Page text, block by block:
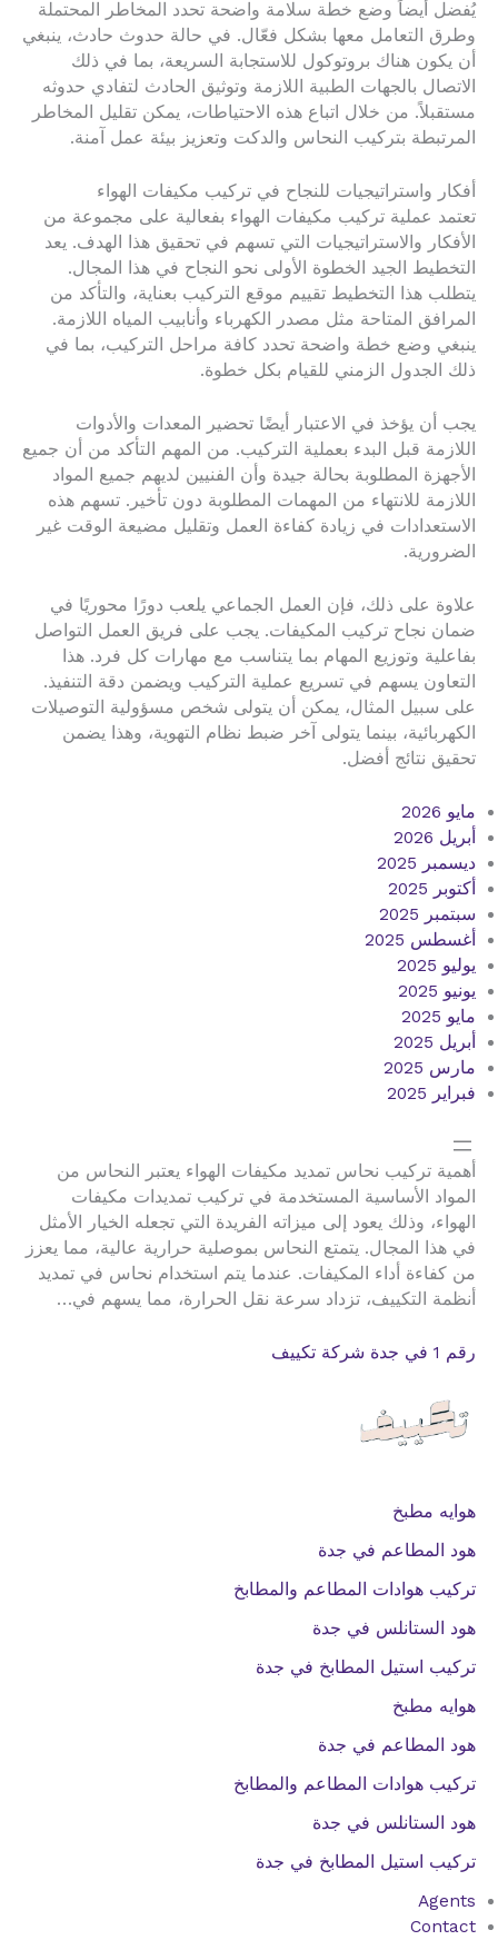
يُفضل أيضاً وضع خطة سلامة واضحة تحدد المخاطر المحتملة
وطرق التعامل معها بشكل فعّال. في حالة حدوث حادث، ينبغي
أن يكون هناك بروتوكول للاستجابة السريعة، بما في ذلك
الاتصال بالجهات الطبية اللازمة وتوثيق الحادث لتفادي حدوثه
مستقبلاً. من خلال اتباع هذه الاحتياطات، يمكن تقليل المخاطر
المرتبطة بتركيب النحاس والدكت وتعزيز بيئة عمل آمنة.
أفكار واستراتيجيات للنجاح في تركيب مكيفات الهواء
تعتمد عملية تركيب مكيفات الهواء بفعالية على مجموعة من
الأفكار والاستراتيجيات التي تسهم في تحقيق هذا الهدف. يعد
التخطيط الجيد الخطوة الأولى نحو النجاح في هذا المجال.
يتطلب هذا التخطيط تقييم موقع التركيب بعناية، والتأكد من
المرافق المتاحة مثل مصدر الكهرباء وأنابيب المياه اللازمة.
ينبغي وضع خطة واضحة تحدد كافة مراحل التركيب، بما في
ذلك الجدول الزمني للقيام بكل خطوة.
يجب أن يؤخذ في الاعتبار أيضًا تحضير المعدات والأدوات
اللازمة قبل البدء بعملية التركيب. من المهم التأكد من أن جميع
الأجهزة المطلوبة بحالة جيدة وأن الفنيين لديهم جميع المواد
اللازمة للانتهاء من المهمات المطلوبة دون تأخير. تسهم هذه
الاستعدادات في زيادة كفاءة العمل وتقليل مضيعة الوقت غير
الضرورية.
علاوة على ذلك، فإن العمل الجماعي يلعب دورًا محوريًا في
ضمان نجاح تركيب المكيفات. يجب على فريق العمل التواصل
بفاعلية وتوزيع المهام بما يتناسب مع مهارات كل فرد. هذا
التعاون يسهم في تسريع عملية التركيب ويضمن دقة التنفيذ.
على سبيل المثال، يمكن أن يتولى شخص مسؤولية التوصيلات
الكهربائية، بينما يتولى آخر ضبط نظام التهوية، وهذا يضمن
تحقيق نتائج أفضل.
مايو 2026
أبريل 2026
ديسمبر 2025
أكتوبر 2025
سبتمبر 2025
أغسطس 2025
يوليو 2025
يونيو 2025
مايو 2025
أبريل 2025
مارس 2025
فبراير 2025
أهمية تركيب نحاس تمديد مكيفات الهواء يعتبر النحاس من
المواد الأساسية المستخدمة في تركيب تمديدات مكيفات
الهواء، وذلك يعود إلى ميزاته الفريدة التي تجعله الخيار الأمثل
في هذا المجال. يتمتع النحاس بموصلية حرارية عالية، مما يعزز
من كفاءة أداء المكيفات. عندما يتم استخدام نحاس في تمديد
أنظمة التكييف، تزداد سرعة نقل الحرارة، مما يسهم في…
رقم 1 في جدة شركة تكييف
هوايه مطبخ
هود المطاعم في جدة
تركيب هوادات المطاعم والمطابخ
هود الستانلس في جدة
تركيب استيل المطابخ في جدة
هوايه مطبخ
هود المطاعم في جدة
تركيب هوادات المطاعم والمطابخ
هود الستانلس في جدة
تركيب استيل المطابخ في جدة
Agents
Contact